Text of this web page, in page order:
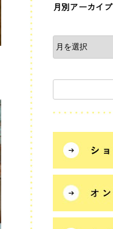
月別アーカイブ